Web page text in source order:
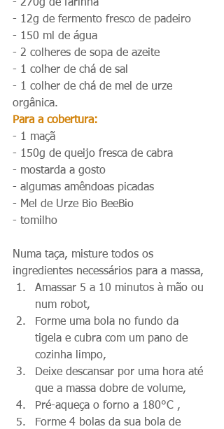
- 270g de farinha
- 12g de fermento fresco de padeiro
- 150 ml de água
- 2 colheres de sopa de azeite
- 1 colher de chá de sal
- 1 colher de chá de mel de urze
orgânica.
Para a cobertura:
- 1 maçã
- 150g de queijo fresca de cabra
- mostarda a gosto
- algumas amêndoas picadas
- Mel de Urze Bio BeeBio
- tomilho
Numa taça, misture todos os
ingredientes necessários para a massa,
Amassar 5 a 10 minutos à mão ou
num robot,
Forme uma bola no fundo da
tigela e cubra com um pano de
cozinha limpo,
Deixe descansar por uma hora até
que a massa dobre de volume,
Pré-aqueça o forno a 180°C ,
Forme 4 bolas da sua bola de